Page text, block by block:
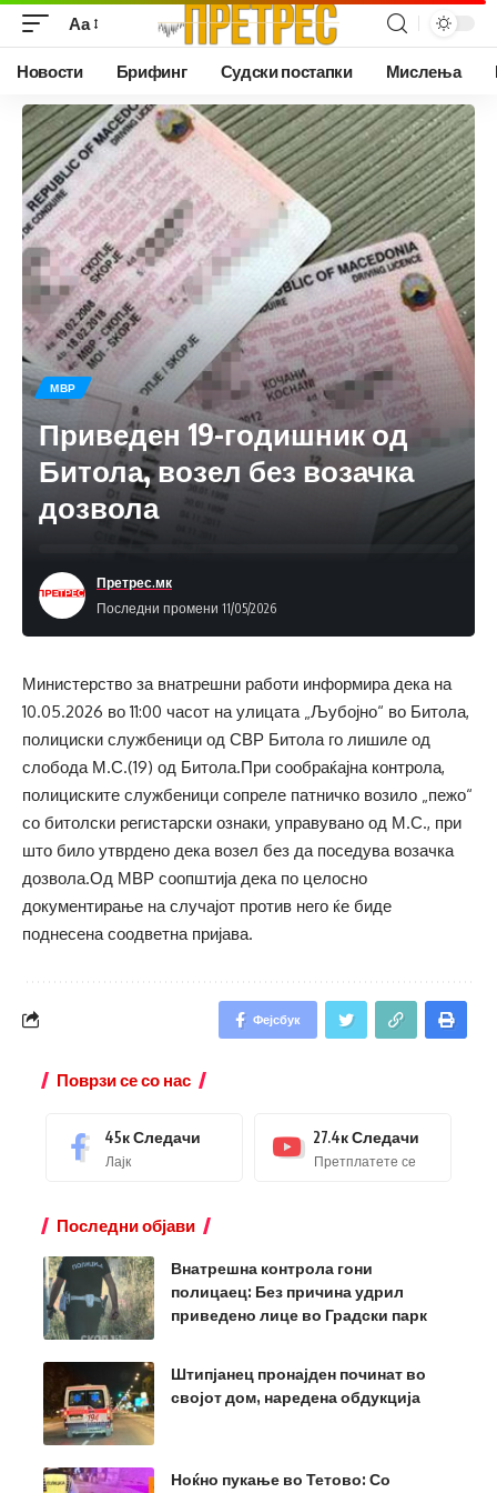
Аа
Новости Брифинг Судски постапки Мислења
МВР
Приведен 19-годишник од
Битола, возел без возачка
дозвола
Последни промени 11/05/2026
Претрес.мк
Министерство за внатрешни работи информира дека на
10.05.2026 во 11:00 часот на улицата „Љубојно“ во Битола,
полициски службеници од СВР Битола го лишиле од
слобода М.С.(19) од Битола.При сообраќајна контрола,
полициските службеници сопреле патничко возило „пежо“
со битолски регистарски ознаки, управувано од М.С., при
што било утврдено дека возел без да поседува возачка
дозвола.Од МВР соопштија дека по целосно
документирање на случајот против него ќе биде
поднесена соодветна пријава.
Фејсбук
Поврзи се со нас
45кСледачи
Лајк
27.4кСледачи
Претплатете се
Последни објави
Внатрешна контрола гони
полицаец: Без причина удрил
приведено лице во Градски парк
Штипјанец пронајден починат во
својот дом, наредена обдукција
Ноќно пукање во Тетово: Со